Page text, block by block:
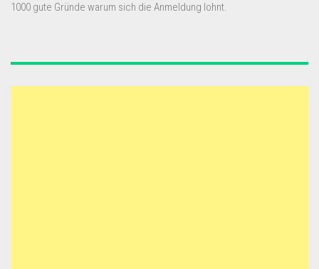
1000 gute Gründe warum sich die Anmeldung lohnt.